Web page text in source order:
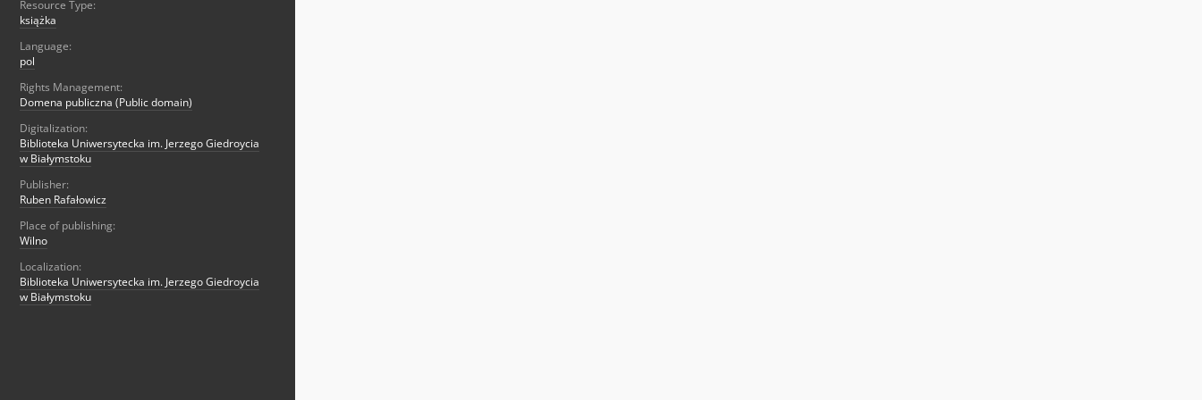
Resource Type:
książka
Language:
pol
Rights Management:
Domena publiczna (Public domain)
Digitalization:
Biblioteka Uniwersytecka im. Jerzego Giedroycia
w Białymstoku
Publisher:
Ruben Rafałowicz
Place of publishing:
Wilno
Localization:
Biblioteka Uniwersytecka im. Jerzego Giedroycia
w Białymstoku